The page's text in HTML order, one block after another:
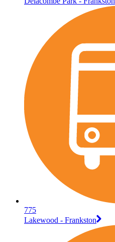
775
Lakewood - Frankston